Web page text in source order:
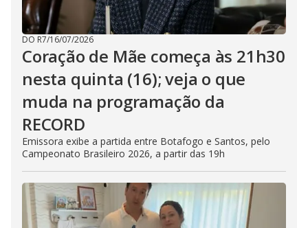
DO R7/16/07/2026
Coração de Mãe começa às 21h30
nesta quinta (16); veja o que
muda na programação da
RECORD
Emissora exibe a partida entre Botafogo e Santos, pelo
Campeonato Brasileiro 2026, a partir das 19h